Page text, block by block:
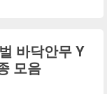
바닥안무 Y
모음